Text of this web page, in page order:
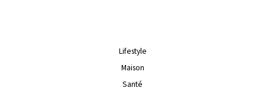
Lifestyle
Maison
Santé